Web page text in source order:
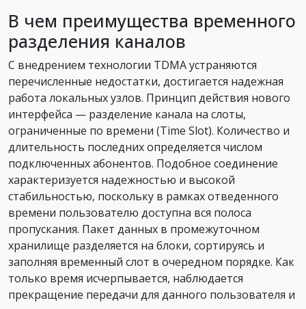
В чем преимущества временного
разделения каналов
С внедрением технологии TDMA устраняются
перечисленные недостатки, достигается надежная
работа локальных узлов. Принцип действия нового
интерфейса — разделение канала на слоты,
ограниченные по времени (Time Slot). Количество и
длительность последних определяется числом
подключенных абонентов. Подобное соединение
характеризуется надежностью и высокой
стабильностью, поскольку в рамках отведенного
времени пользователю доступна вся полоса
пропускания. Пакет данных в промежуточном
хранилище разделяется на блоки, сортируясь и
заполняя временный слот в очередном порядке. Как
только время исчерпывается, наблюдается
прекращение передачи для данного пользователя и